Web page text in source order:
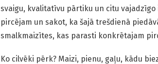
svaigu, kvalitatīvu pārtiku un citu
pircējam un sakot, ka šajā trešdienā
smalkmaizītes, kas parasti konkrētajam
Ko cilvēki pērk? Maizi, pienu, gaļu, kādu